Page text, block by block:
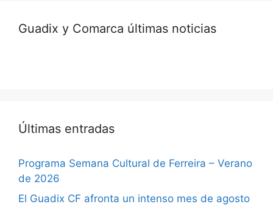
Guadix y Comarca últimas noticias
Últimas entradas
Programa Semana Cultural de Ferreira – Verano
de 2026
El Guadix CF afronta un intenso mes de agosto